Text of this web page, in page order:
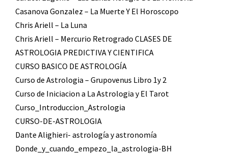
Casanova Gonzalez – La Muerte Y El Horoscopo
Chris Ariell – La Luna
Chris Ariell – Mercurio Retrogrado CLASES DE
ASTROLOGIA PREDICTIVA Y CIENTIFICA
CURSO BASICO DE ASTROLOGÍA
Curso de Astrologia – Grupovenus Libro 1y 2
Curso de Iniciacion a La Astrologia y El Tarot
Curso_Introduccion_Astrologia
CURSO-DE-ASTROLOGIA
Dante Alighieri- astrología y astronomía
Donde_y_cuando_empezo_la_astrologia-BH